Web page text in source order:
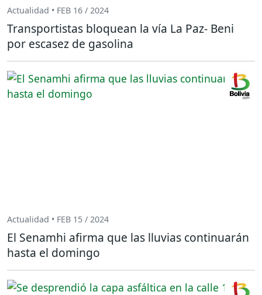
Actualidad • FEB 16 / 2024
Transportistas bloquean la vía La Paz- Beni
por escasez de gasolina
Actualidad • FEB 15 / 2024
El Senamhi afirma que las lluvias continuarán
hasta el domingo